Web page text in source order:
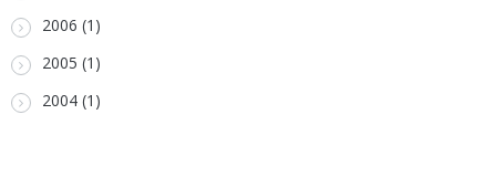
2006 (1)
2005 (1)
2004 (1)